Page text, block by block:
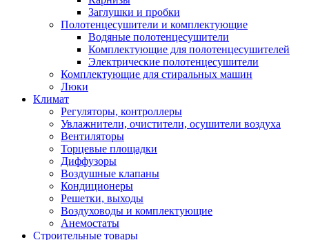
Заглушки и пробки
Полотенцесушители и комплектующие
Водяные полотенцесушители
Комплектующие для полотенцесушителей
Электрические полотенцесушители
Комплектующие для стиральных машин
Люки
Климат
Регуляторы, контроллеры
Увлажнители, очистители, осушители воздуха
Вентиляторы
Торцевые площадки
Диффузоры
Воздушные клапаны
Кондиционеры
Решетки, выходы
Воздуховоды и комплектующие
Анемостаты
Строительные товары